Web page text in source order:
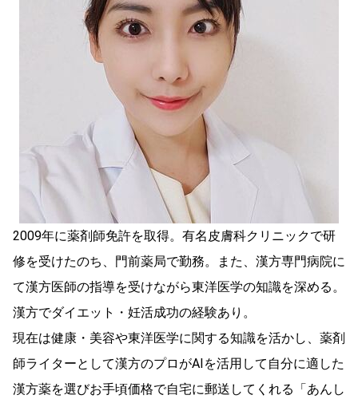
2009年に薬剤師免許を取得。有名皮膚科クリニックで研
修を受けたのち、門前薬局で勤務。また、漢方専門病院に
て漢方医師の指導を受けながら東洋医学の知識を深める。
漢方でダイエット・妊活成功の経験あり。
現在は健康・美容や東洋医学に関する知識を活かし、薬剤
師ライターとして漢方のプロがAIを活用して自分に適した
漢方薬を選びお手頃価格で自宅に郵送してくれる「あんし